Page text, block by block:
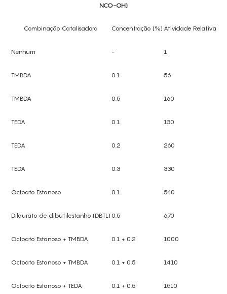
NCO-OH)
Combinação Catalisadora Concentração (%) Atividade Relativa
Nenhum - 1
TMBDA 0.1 56
TMBDA 0.5 160
TEDA 0.1 130
TEDA 0.2 260
TEDA 0.3 330
Octoato Estanoso 0.1 540
Dilaurato de dibutilestanho (DBTL) 0.5 670
Octoato Estanoso + TMBDA 0.1 + 0.2 1000
Octoato Estanoso + TMBDA 0.1 + 0.5 1410
Octoato Estanoso + TEDA 0.1 + 0.5 1510